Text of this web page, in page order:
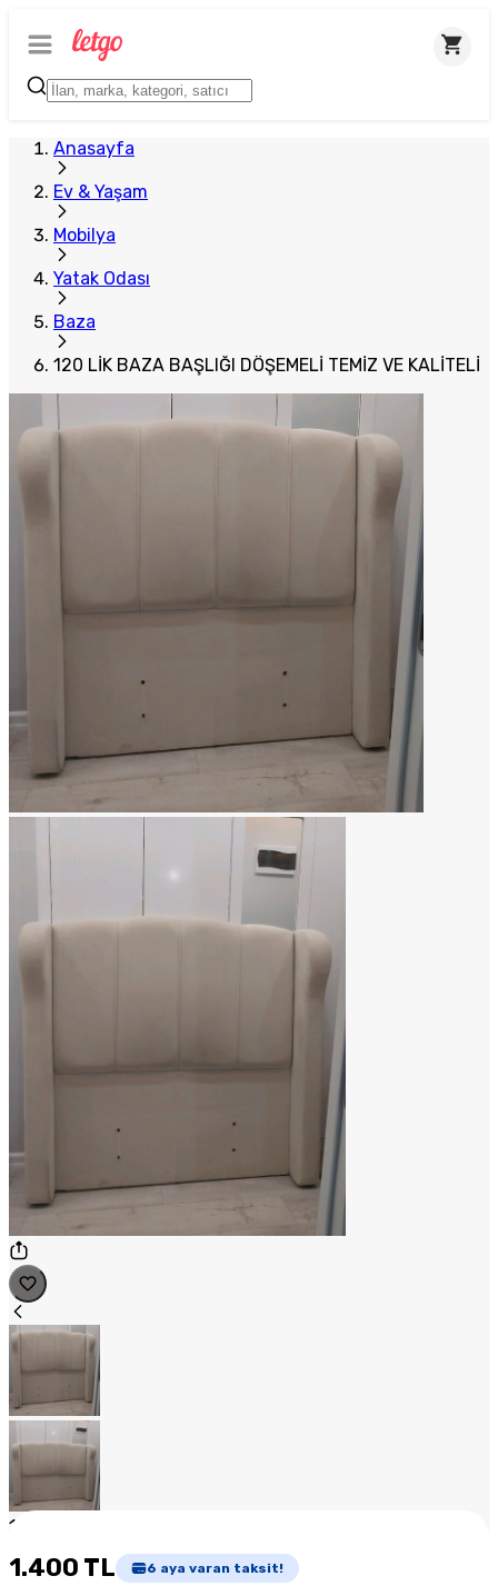
Anasayfa
Ev & Yaşam
Mobilya
Yatak Odası
Baza
120 LİK BAZA BAŞLIĞI DÖŞEMELİ TEMİZ VE KALİTELİ
1
1.400 TL 6 aya varan taksit!